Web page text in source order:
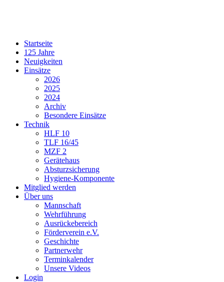
Startseite
125 Jahre
Neuigkeiten
Einsätze
2026
2025
2024
Archiv
Besondere Einsätze
Technik
HLF 10
TLF 16/45
MZF 2
Gerätehaus
Absturzsicherung
Hygiene-Komponente
Mitglied werden
Über uns
Mannschaft
Wehrführung
Ausrückebereich
Förderverein e.V.
Geschichte
Partnerwehr
Terminkalender
Unsere Videos
Login